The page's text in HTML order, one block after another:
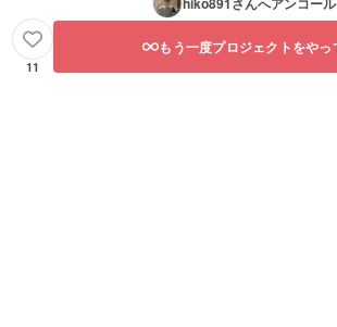
11
もう一度プロジェクトをやっ